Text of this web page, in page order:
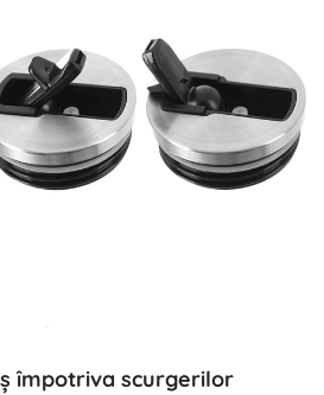
împotriva scurgerilor